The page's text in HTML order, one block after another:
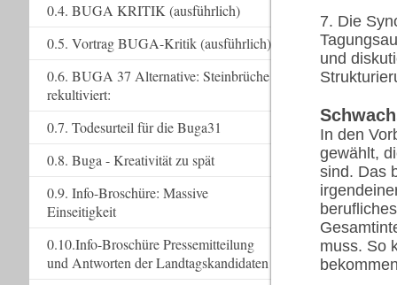
7. Die
und
In den
gewählt,
sind. Das
muss. So
0.4. BUGA KRITIK (ausführlich)
0.5. Vortrag BUGA-Kritik (ausführlich)
0.6. BUGA 37 Alternative: Steinbrüche
rekultiviert:
0.7. Todesurteil für die Buga31
0.8. Buga - Kreativität zu spät
0.9. Info-Broschüre: Massive
Einseitigkeit
0.10.Info-Broschüre Pressemitteilung
und Antworten der Landtagskandidaten